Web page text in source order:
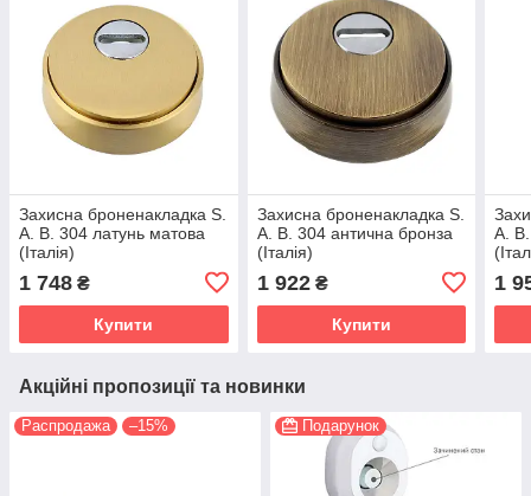
Захисна броненакладка S.
A. B. 304 латунь матова
(Італія)
1 748 ₴
Купити
Захисна броненакладка S.
A. B. 304 антична бронза
(Італія)
1 922₴
Купити
A.
1
Акційні пропозиції та новинки
Распродажа –15% Подарунок